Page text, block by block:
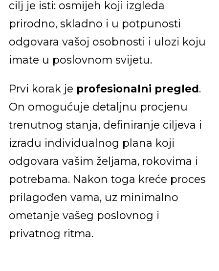
cilj je isti: osmijeh koji izgleda
prirodno, skladno i u potpunosti
odgovara vašoj osobnosti i ulozi koju
imate u poslovnom svijetu.
Prvi korak je profesionalni pregled.
On omogućuje detaljnu procjenu
trenutnog stanja, definiranje ciljeva i
izradu individualnog plana koji
odgovara vašim željama, rokovima i
potrebama. Nakon toga kreće proces
prilagođen vama, uz minimalno
ometanje vašeg poslovnog i
privatnog ritma.